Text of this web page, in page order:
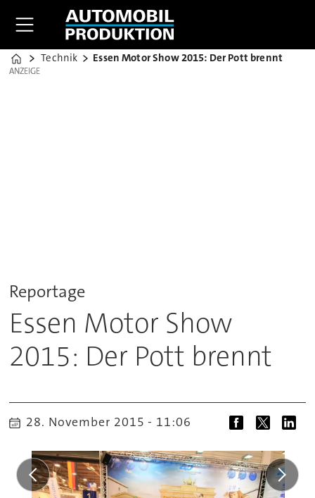
Home
Technik Essen Motor Show 2015: Der Pott brennt
ANZEIGE
ANZEIGE
Reportage
Essen Motor Show
2015: Der Pott brennt
28. November 2015 - 11:06